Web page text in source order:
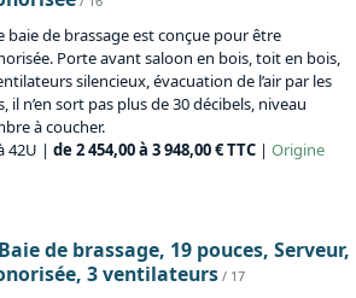
baie de brassage est conçue pour être
Porte avant saloon en bois, toit en bois,
silencieux, évacuation de l’air par les
il n’en sort pas plus de 30 décibels, niveau
à coucher.
42U | de 2 454,00 à 3 948,00 € TTC | Origine
Baie de brassage, 19 pouces, Serveur,
3 ventilateurs/ 17